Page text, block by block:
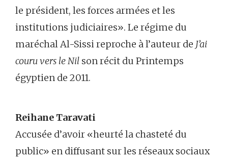
le président, les forces armées et les
institutions judiciaires». Le régime du
maréchal Al-Sissi reproche à l’auteur de J’ai
couru vers le Nil son récit du Printemps
égyptien de 2011.
Reihane Taravati
Accusée d’avoir «heurté la chasteté du
public» en diffusant sur les réseaux sociaux